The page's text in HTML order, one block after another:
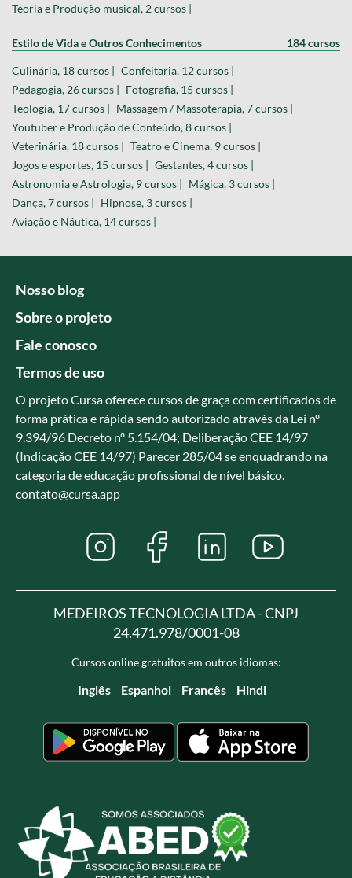
Teoria e Produção musical, 2 cursos |
Estilo de Vida e Outros Conhecimentos 184 cursos
Culinária, 18 cursos | Confeitaria, 12 cursos |
Pedagogia, 26 cursos | Fotografia, 15 cursos |
Teologia, 17 cursos | Massagem / Massoterapia, 7 cursos |
Youtuber e Produção de Conteúdo, 8 cursos |
Veterinária, 18 cursos | Teatro e Cinema, 9 cursos |
Jogos e esportes, 15 cursos | Gestantes, 4 cursos |
Astronomia e Astrologia, 9 cursos | Mágica, 3 cursos |
Dança, 7 cursos | Hipnose, 3 cursos |
Aviação e Náutica, 14 cursos |
Nosso blog
Sobre o projeto
Fale conosco
Termos de uso
O projeto Cursa oferece cursos de graça com certificados de
forma prática e rápida sendo autorizado através da Lei nº
9.394/96 Decreto nº 5.154/04; Deliberação CEE 14/97
(Indicação CEE 14/97) Parecer 285/04 se enquadrando na
categoria de educação profissional de nível básico.
contato@cursa.app
MEDEIROS TECNOLOGIA LTDA - CNPJ
24.471.978/0001-08
Cursos online gratuitos em outros idiomas:
Inglês Espanhol Francês Hindi